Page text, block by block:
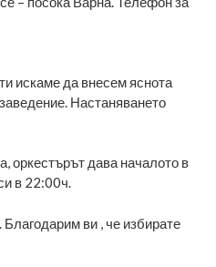
искаме да внесем яснота
Настаняването
оркестърът дава началото в
в 22:00ч.
ви , че избирате